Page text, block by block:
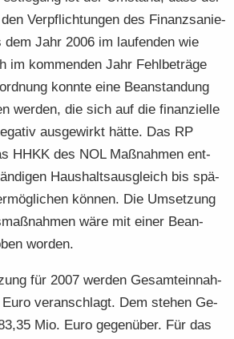
Ver­pflich­tun­gen des Fi­nanz­sa­nie­
Jahr 2006 im lau­fen­den wie
im kom­men­den Jahr Fehl­be­trä­ge
konn­te eine Be­an­stan­dung
wer­den, die sich auf die fi­nan­zi­el­le
aus­ge­wirkt hätte. Das RP
HHKK des NOL Maß­nah­men ent­
Haus­halts­aus­gleich bis spä­
kön­nen. Die Um­set­zung
wäre mit einer Be­an­
wor­den.
für 2007 wer­den Ge­samt­ein­nah­
ver­an­schlagt. Dem ste­hen Ge­
Mio. Euro ge­gen­über. Für das